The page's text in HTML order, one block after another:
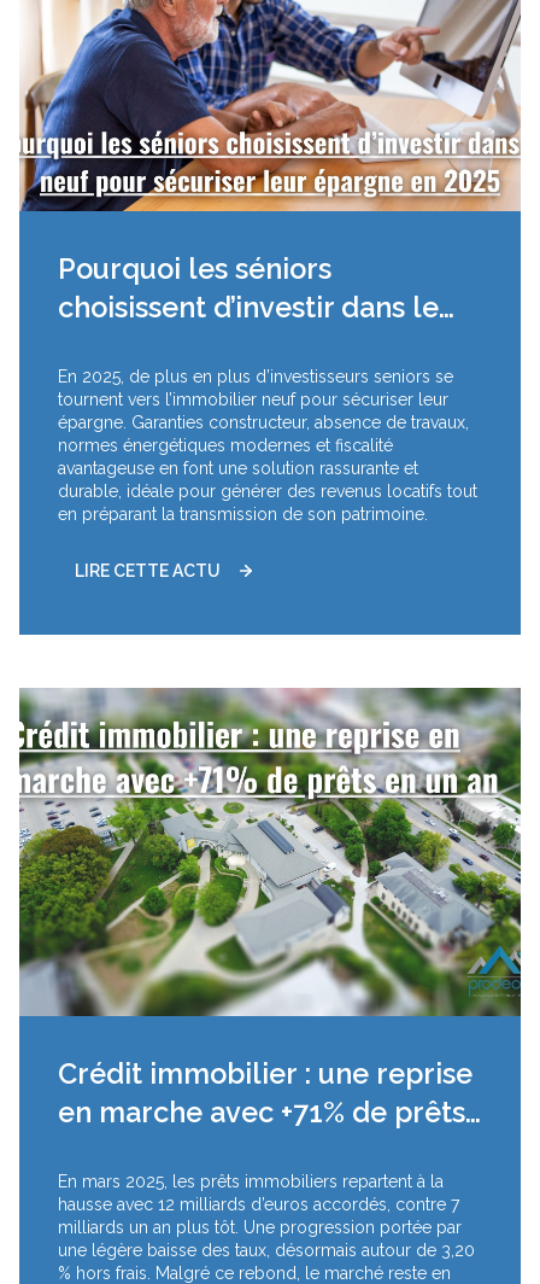
Pourquoi les séniors
choisissent d’investir dans le
épargne en 2025
En 2025, de plus en plus d’investisseurs seniors se
tournent vers l’immobilier neuf pour sécuriser leur
épargne. Garanties constructeur, absence de travaux,
normes énergétiques modernes et fiscalité
avantageuse en font une solution rassurante et
durable, idéale pour générer des revenus locatifs tout
en préparant la transmission de son patrimoine.
LIRE CETTE ACTU
12/05/2025
Crédit immobilier : une reprise
en marche avec +71% de prêts
En mars 2025, les prêts immobiliers repartent à la
hausse avec 12 milliards d’euros accordés, contre 7
milliards un an plus tôt. Une progression portée par
une légère baisse des taux, désormais autour de 3,20
% hors frais. Malgré ce rebond, le marché reste en